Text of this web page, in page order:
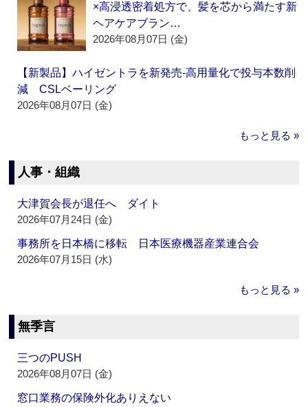
×高浸透密着処方で、髪を芯から満たす新
ヘアケアブラン…
2026年08月07日 (金)
【新製品】ハイゼントラを新発売‐高用量化で投与本数削
減 CSLベーリング
2026年08月07日 (金)
もっと見る »
人事・組織
大津賀会長が退任へ ダイト
2026年07月24日 (金)
事務所を日本橋に移転 日本医療機器産業連合会
2026年07月15日 (水)
もっと見る »
無季言
三つのPUSH
2026年08月07日 (金)
窓口業務の保険外化ありえない